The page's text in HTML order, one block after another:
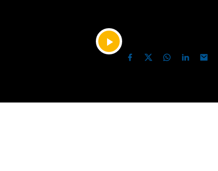
Videoyu
YAYIN TARİHİ, 29 HAZIRAN 2026
GÜNCELLEME, 30 HAZIRAN 2026
12:00